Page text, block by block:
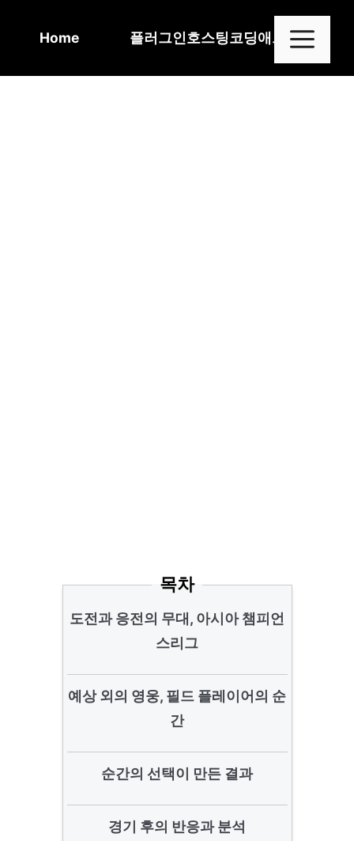
Home 플러그인호스팅코딩애드센스
목차
도전과 응전의 무대, 아시아 챔피언
스리그
예상 외의 영웅, 필드 플레이어의 순
간
순간의 선택이 만든 결과
경기 후의 반응과 분석